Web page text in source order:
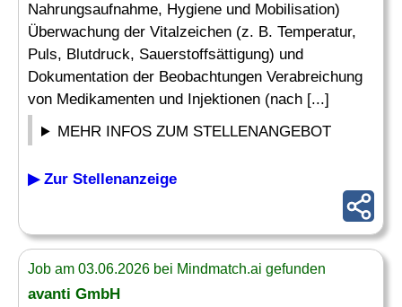
Nahrungsaufnahme, Hygiene und Mobilisation)
Überwachung der Vitalzeichen (z. B. Temperatur,
Puls, Blutdruck, Sauerstoffsättigung) und
Dokumentation der Beobachtungen Verabreichung
von Medikamenten und Injektionen (nach [...]
MEHR INFOS ZUM STELLENANGEBOT
▶ Zur Stellenanzeige
Job am 03.06.2026 bei Mindmatch.ai gefunden
avanti GmbH